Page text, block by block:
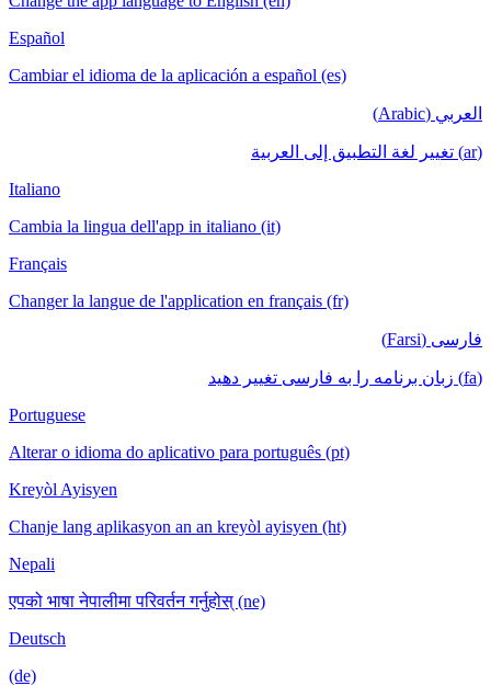
Español
Cambiar el idioma de la aplicación a español (es)
العربي (Arabic)
(ar) تغيير لغة التطبيق إلى العربية
Italiano
Cambia la lingua dell'app in italiano (it)
Français
Changer la langue de l'application en français (fr)
فارسی (Farsi)
(fa) زبان برنامه را به فارسی تغییر دهید
Portuguese
Alterar o idioma do aplicativo para português (pt)
Kreyòl Ayisyen
Chanje lang aplikasyon an an kreyòl ayisyen (ht)
Nepali
एपको भाषा नेपालीमा परिवर्तन गर्नुहोस् (ne)
Deutsch
(de)